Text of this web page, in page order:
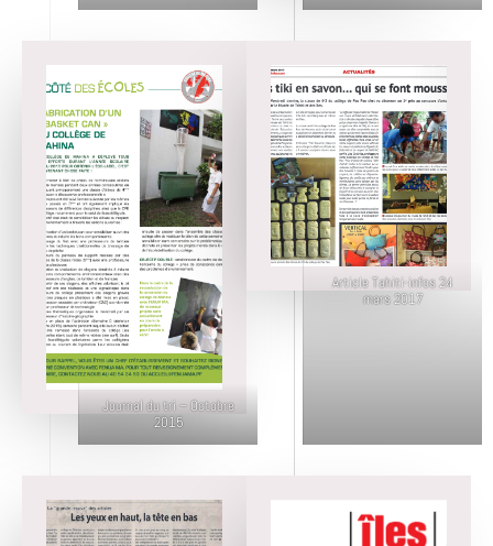
Journal du tri – Octobre
2015
Article Tahiti-infos 24
mars 2017